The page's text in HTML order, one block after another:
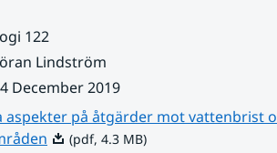
122
Lindström
December 2019
aspekter på åtgärder mot vattenbrist
Pdf, 4.3 MB.
(pdf, 4.3 MB)